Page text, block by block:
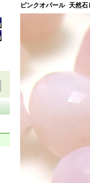
ピンクオパール 天然